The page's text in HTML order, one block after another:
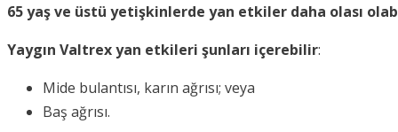
65 yaş ve üstü yetişkinlerde yan etkiler daha olası
Yaygın Valtrex yan etkileri şunları içerebilir:
Mide bulantısı, karın ağrısı; veya
Baş ağrısı.